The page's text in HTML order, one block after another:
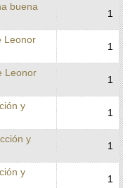
buena
1
Leonor
1
Leonor
1
y
1
y
1
y
1